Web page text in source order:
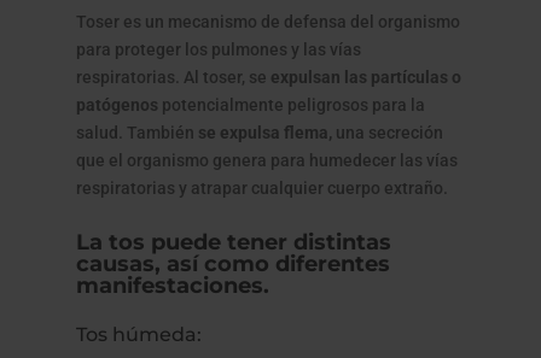
Toser es un mecanismo de defensa del organismo
para proteger los pulmones y las vías
respiratorias. Al toser, se expulsan las partículas o
patógenos potencialmente peligrosos para la
salud. También se expulsa flema, una secreción
que el organismo genera para humedecer las vías
respiratorias y atrapar cualquier cuerpo extraño.
La tos puede tener distintas
causas, así como diferentes
manifestaciones.
Tos húmeda: